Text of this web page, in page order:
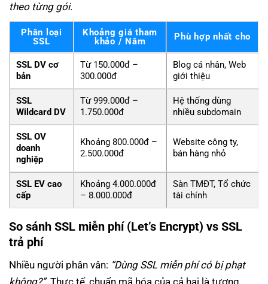
theo từng gói.
Phân loại
SSL
Khoảng giá tham
khảo / Năm
Phù hợp nhất cho
SSL DV cơ
bản
Từ 150.000đ –
300.000đ
Blog cá nhân, Web
giới thiệu
SSL
Wildcard DV
Từ 999.000đ –
1.750.000đ
Hệ thống dùng
nhiều subdomain
SSL OV
doanh
nghiệp
Khoảng 800.000đ –
2.500.000đ
Website công ty,
bán hàng nhỏ
SSL EV cao
cấp
Khoảng 4.000.000đ
– 8.000.000đ
Sàn TMĐT, Tổ chức
tài chính
So sánh SSL miễn phí (Let’s Encrypt) vs SSL
trả phí
Nhiều người phân vân: “Dùng SSL miễn phí có bị phạt
không?”. Thực tế, chuẩn mã hóa của cả hai là tương